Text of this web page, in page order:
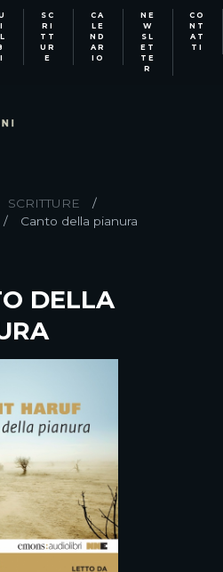
SC
RI
TT
UR
E
CA
LE
ND
AR
IO
NE
W
SL
ET
TE
R
CO
NT
AT
TI
SCRITTURE
Canto della pianura
DELLA